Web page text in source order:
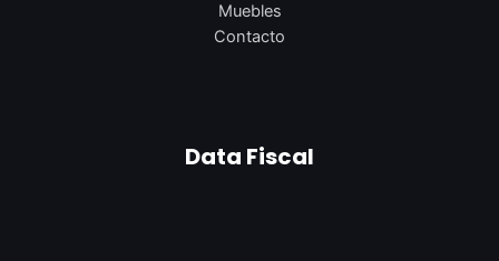
Muebles
Contacto
Data Fiscal